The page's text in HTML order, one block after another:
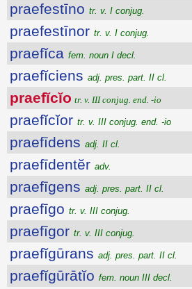
praefestīno tr. v. I conjug.
praefestīnor tr. v. I conjug.
praefĭca fem. noun I decl.
praefĭciens adj. pres. part. II cl.
praefĭcĭo tr. v. III conjug. end. -io
praefĭcĭor tr. v. III conjug. end. -io
praefīdens adj. II cl.
praefīdentĕr adv.
praefīgens adj. pres. part. II cl.
praefīgo tr. v. III conjug.
praefīgor tr. v. III conjug.
praefĭgūrans adj. pres. part. II cl.
praefĭgūrātĭo fem. noun III decl.